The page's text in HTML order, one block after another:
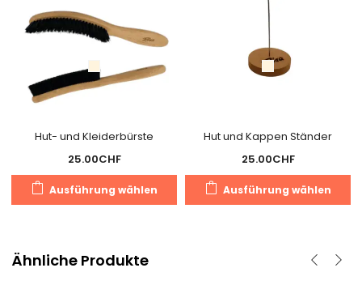
Hut- und Kleiderbürste
25.00CHF
Ausführung wählen
Dieses
Produkt
Hut und Kappen Ständer
25.00CHF
Ausführung wählen
Ähnliche Produkte